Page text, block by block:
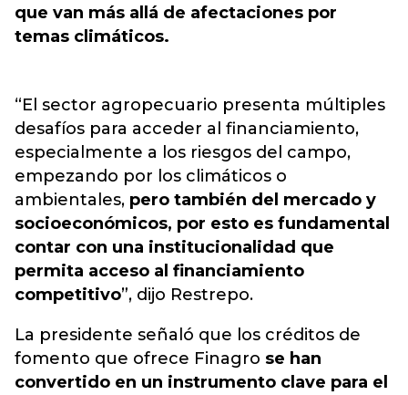
que van más allá de afectaciones por
temas climáticos.
“El sector agropecuario presenta múltiples
desafíos para acceder al financiamiento,
especialmente a los riesgos del campo,
empezando por los climáticos o
ambientales, pero también del mercado y
socioeconómicos, por esto es fundamental
contar con una institucionalidad que
permita acceso al financiamiento
competitivo”, dijo Restrepo.
La presidente señaló que los créditos de
fomento que ofrece Finagro se han
convertido en un instrumento clave para el